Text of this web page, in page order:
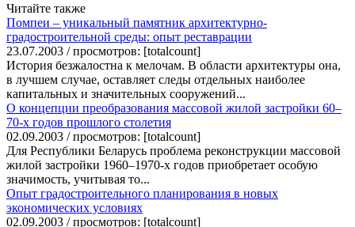
Читайте также
Помпеи – уникальный памятник архитектурно-
градостроительной среды: опыт реставрации
23.07.2003 / просмотров: [totalcount]
История безжалостна к мелочам. В области архитектуры она,
в лучшем случае, оставляет следы отдельных наиболее
капитальных и значительных сооружений...
О концепции преобразования массовой жилой застройки 60–
70-х годов прошлого столетия
02.09.2003 / просмотров: [totalcount]
Для Республики Беларусь проблема реконструкции массовой
жилой застройки 1960–1970-х годов приобретает особую
значимость, учитывая то...
Опыт градостроительного планирования в новых
экономических условиях
02.09.2003 / просмотров: [totalcount]